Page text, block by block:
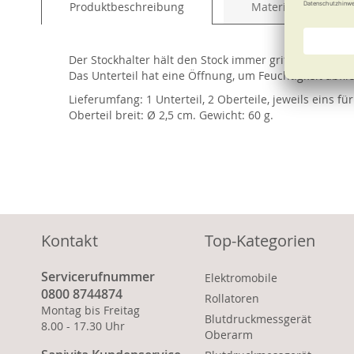
gallery
Produktbeschreibung Material und Pflege
Der Stockhalter hält den Stock immer griffbereit.
Das Unterteil hat eine Öffnung, um Feuchtigkeit
Lieferumfang: 1 Unterteil, 2 Oberteile, jeweils eins
Oberteil breit: Ø 2,5 cm. Gewicht: 60 g.
Kontakt
Servicerufnummer
0800 8744874
Montag bis Freitag
8.00 - 17.30 Uhr
Top-Kategorien
Elektromobile
Rollatoren
Blutdruckmessgerät
Oberarm